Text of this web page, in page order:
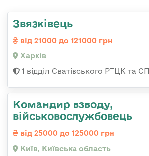
Звязківець
від 21000 до 121000 грн
Харків
1 відділ Сватівського РТЦК та СП
Командир взводу,
військовослужбовець
від 25000 до 125000 грн
Київ, Київська область